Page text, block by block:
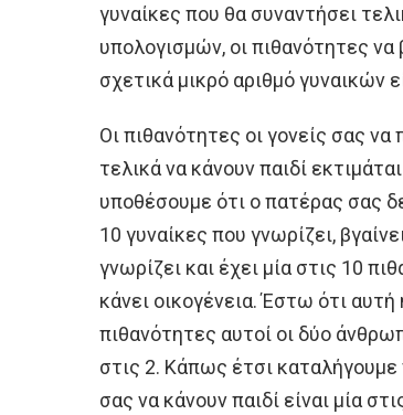
γυναίκες που θα συναντήσει
υπολογισμών, οι πιθανότητες
σχετικά μικρό αριθμό γυναικών
Οι πιθανότητες οι γονείς σας
τελικά να κάνουν παιδί
υποθέσουμε ότι ο πατέρας σας
10 γυναίκες που γνωρίζει,
γνωρίζει και έχει μία στις 10
κάνει οικογένεια. Έστω ότι αυτή
πιθανότητες αυτοί οι δύο
στις 2. Κάπως έτσι καταλήγουμε
σας να κάνουν παιδί είναι μία